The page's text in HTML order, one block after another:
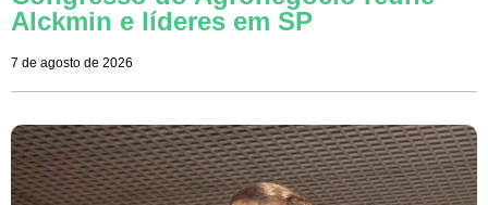
Alckmin e líderes em SP
7 de agosto de 2026